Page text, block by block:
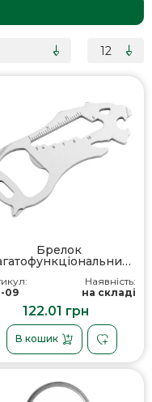
12
Брелок
Tiger, TM Discover
09
Наявність:
на складі
122.01 грн
В кошик